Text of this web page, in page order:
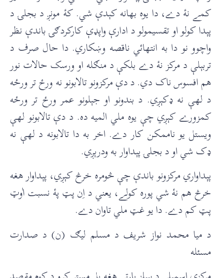
کمے نۀ دے، دا يوه بهانه کېدې شي. کۀ مونږ د بجلۍ د
پېدا کولو او تقسيمولو د ادارې واپډې کارکردګۍ باندې نظر
واچوو نو دا به انتهائي ناقصه وښکاري. دا حال صرف د
تربېلې د مرکز نۀ دے بلکې د منګله او ورسک حالات نور
هم افسوس ناک دي. د دې مرکزونو تالابونو نه ورځ تر ورځه
د لهې نه ډکېږي. د بندونو او جېلونو عمر ورځ تر ورځه
کمزورے کېږي چې يوه ملي الميه ده. د دې تالابونو لهې
ويستل يو ناممکن کار دے. اخر به دا تالابونه د لهې نه
ډک شي او د بجلۍ پېداوار به ودرېږي.
پېداواري مرکزونو باندې چې څومره خرڅ کېږي، پېداوار هغه
خرڅ هم نۀ شي پوره کولے، يعني د اِن پټ پۀ نسبت اٰوټ
پټ کم دے. دا يو غټ ملي تاوان دے.
د ميا محمد نواز شريف د مسلم ليګ (ن) د صدارت
مسئله